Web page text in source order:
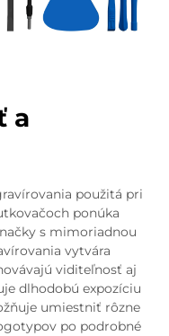
a
použitá pri
ponúka
s mimoriadnou
vytvára
viditeľnosť aj
dlhodobú expozíciu
umiestniť rôzne
po podrobné